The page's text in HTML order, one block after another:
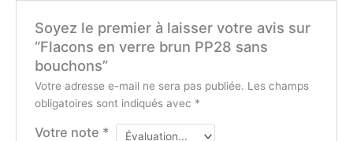
Soyez le premier à laisser votre avis sur
“Flacons en verre brun PP28 sans
bouchons”
Votre adresse e-mail ne sera pas publiée. Les champs
obligatoires sont indiqués avec *
Votre note *